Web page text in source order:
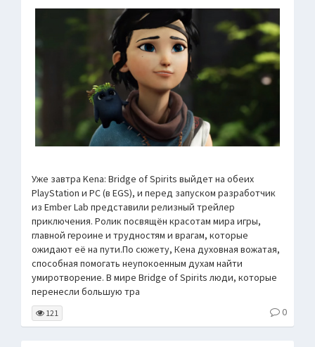
Уже завтра Kena: Bridge of Spirits выйдет на обеих
PlayStation и PC (в EGS), и перед запуском разработчик
из Ember Lab представили релизный трейлер
приключения. Ролик посвящён красотам мира игры,
главной героине и трудностям и врагам, которые
ожидают её на пути.По сюжету, Кена духовная вожатая,
способная помогать неупокоенным духам найти
умиротворение. В мире Bridge of Spirits люди, которые
перенесли большую тра
121 0